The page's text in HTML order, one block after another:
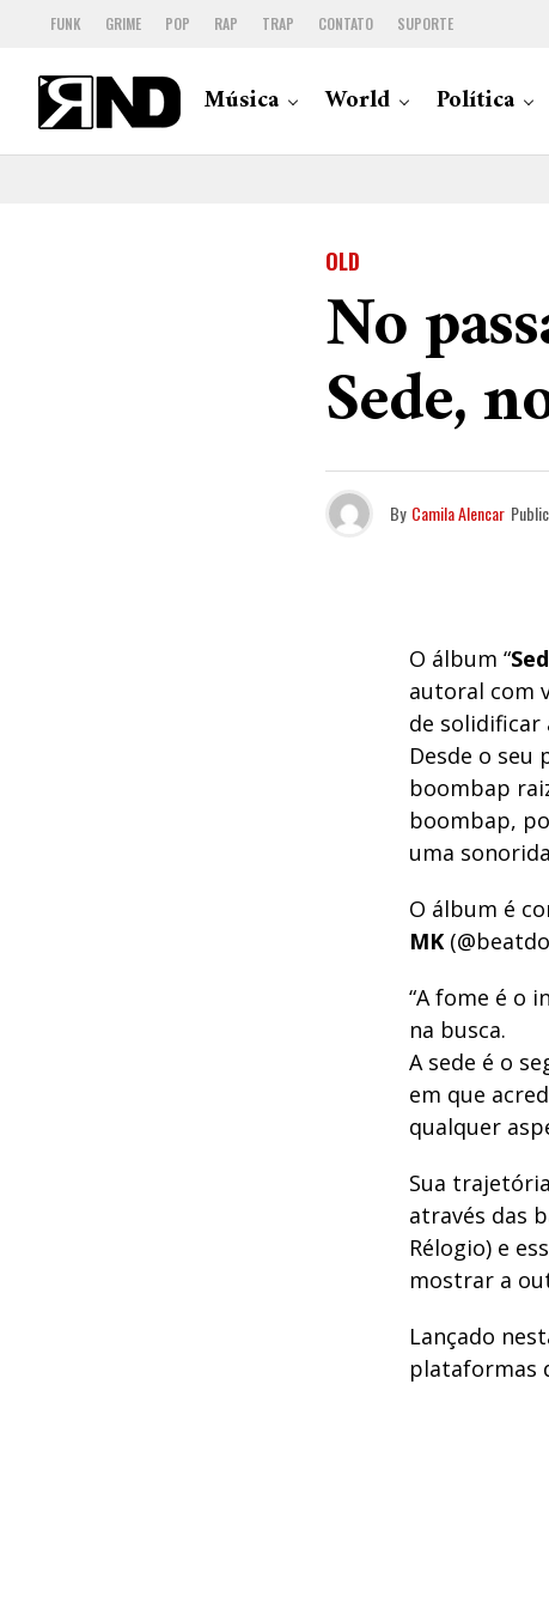
FUNK GRIME POP RAP TRAP CONTATO SUPORTE
Música World Política
OLD
No
Sede,
By Camila Alencar
O álbum “
autoral com
de solidificar
Desde o
boombap
boombap,
uma
O álbum é
MK
“A fome é o
na busca.
A sede é o
em que
qualquer
Sua
através das
Rélogio) e
mostrar a
Lançado
plataformas